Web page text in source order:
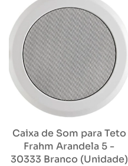
Caixa de Som para Teto
Frahm Arandela 5 -
30333 Branco (Unidade)